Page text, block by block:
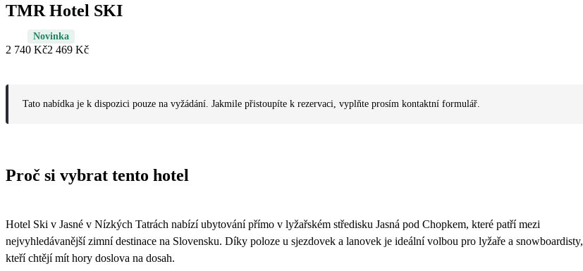
TMR Hotel SKI
Novinka
2 740 Kč2 469 Kč
Tato nabídka je k dispozici pouze na vyžádání. Jakmile přistoupíte k rezervaci, vyplňte prosím kontaktní formulář.
Proč si vybrat tento hotel
Hotel Ski v Jasné v Nízkých Tatrách nabízí ubytování přímo v lyžařském středisku Jasná pod Chopkem, které patří mezi
nejvyhledávanější zimní destinace na Slovensku. Díky poloze u sjezdovek a lanovek je ideální volbou pro lyžaře a snowboardisty,
kteří chtějí mít hory doslova na dosah.